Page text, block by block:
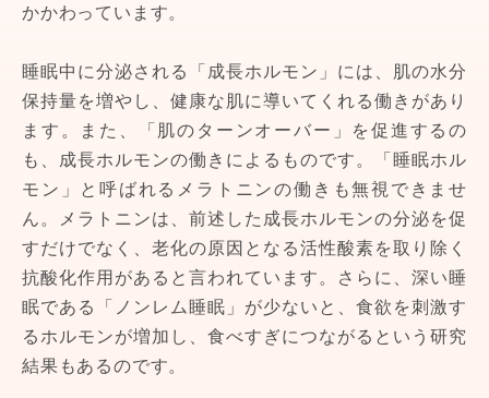
かかわっています。
睡眠中に分泌される「成長ホルモン」には、肌の水分
保持量を増やし、健康な肌に導いてくれる働きがあり
ます。また、「肌のターンオーバー」を促進するの
も、成長ホルモンの働きによるものです。「睡眠ホル
モン」と呼ばれるメラトニンの働きも無視できませ
ん。メラトニンは、前述した成長ホルモンの分泌を促
すだけでなく、老化の原因となる活性酸素を取り除く
抗酸化作用があると言われています。さらに、深い睡
眠である「ノンレム睡眠」が少ないと、食欲を刺激す
るホルモンが増加し、食べすぎにつながるという研究
結果もあるのです。